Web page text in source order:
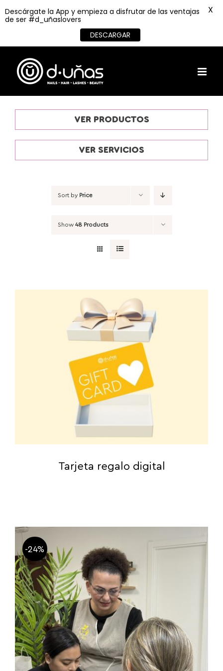
content
VER PRODUCTOS
VER SERVICIOS
Sort by Price
Show 48 Products
Tarjeta regalo digital
-24%
Descárgate la App y empieza a disfrutar de las ventajas
de ser #d_uñaslovers
DESCARGAR
X